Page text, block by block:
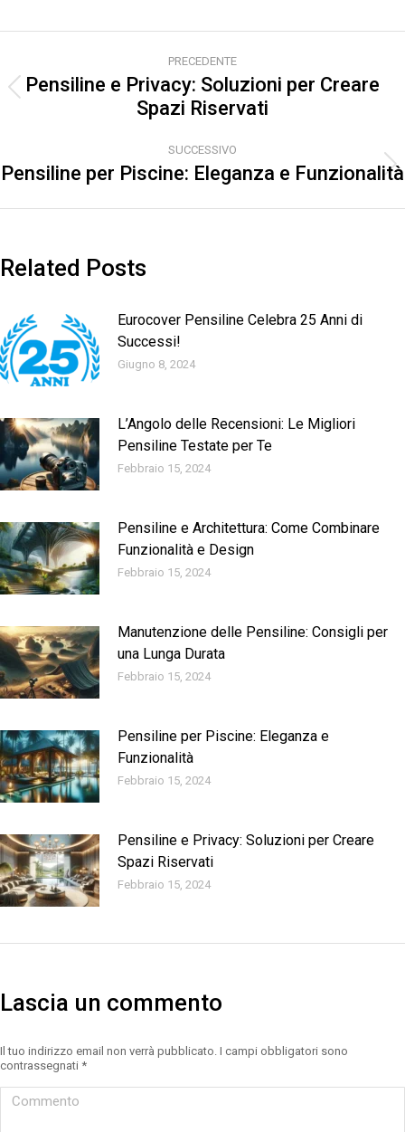
tra
PRECEDENTE
Post
precedente:
Pensiline e Privacy: Soluzioni per Creare
Spazi Riservati
SUCCESSIVO
Prossimo
Pensiline per Piscine: Eleganza e Funzionalità
Related Posts
Eurocover Pensiline Celebra 25 Anni di
Successi!
Giugno 8, 2024
L’Angolo delle Recensioni: Le Migliori
Pensiline Testate per Te
Febbraio 15, 2024
Pensiline e Architettura: Come Combinare
Funzionalità e Design
Febbraio 15, 2024
Manutenzione delle Pensiline: Consigli per
una Lunga Durata
Febbraio 15, 2024
Pensiline per Piscine: Eleganza e
Funzionalità
Febbraio 15, 2024
Pensiline e Privacy: Soluzioni per Creare
Spazi Riservati
Febbraio 15, 2024
Lascia un commento
Il tuo indirizzo email non verrà pubblicato. I campi obbligatori sono
contrassegnati *
Commento